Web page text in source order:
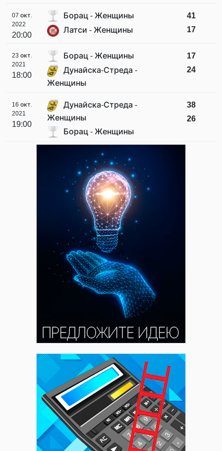
07 окт.
2022
20:00
Борац - Женщины
Латси - Женщины
41
17
23 окт.
2021
18:00
Борац - Женщины
Дунайска-Стреда -
Женщины
17
24
16 окт.
2021
19:00
Дунайска-Стреда -
Женщины
Борац - Женщины
38
26